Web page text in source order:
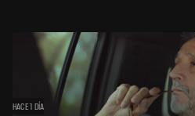
HACE 1 DÍA